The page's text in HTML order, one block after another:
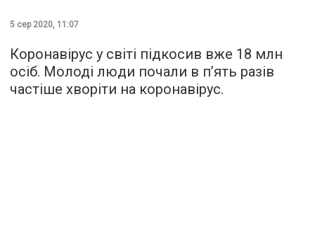
5 сер 2020, 11:07
Коронавірус у світі підкосив вже 18 млн
осіб. Молоді люди почали в п’ять разів
частіше хворіти на коронавірус.